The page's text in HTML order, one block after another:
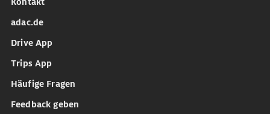
adac.de
Drive App
Trips App
Häufige Fragen
Feedback geben